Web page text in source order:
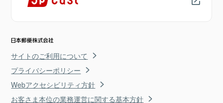
サイトのご利用について
プライバシーポリシー
Webアクセシビリティ方針
お客さま本位の業務運営に関する基本方針